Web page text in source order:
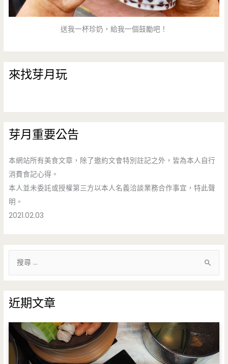
送我一杯珍奶，給我一個鼓勵吧！
來找芽月玩
芽月重要公告
本網站所有美食文章，除了邀約文會特別註記之外，皆為本人自行
消費食記心得。
本人並未委託或授權第三方以本人名義洽談業務合作事宜，特此聲
明。
2021.02.03
鍵
字
:
近期文章